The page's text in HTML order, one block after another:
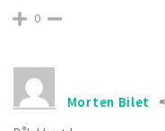
0
Morten Bilet